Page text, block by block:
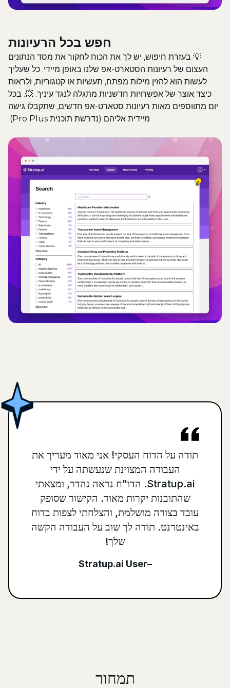
חפש בכל הרעיונות
💡 בעזרת חיפוש, יש לך את הכוח לחקור את מסד הנתונים
העצום של רעיונות הסטארט-אפ שלנו באופן מיידי. כל שעליך
לעשות הוא להזין מילות מפתח, תעשיות או קטגוריות, ולראות
כיצד אוצר של אפשרויות חדשניות מתגלה לנגד עיניך. 💥. בכל
יום מתווספים מאות רעיונות סטארט-אפ חדשים, שתקבלו גישה
מיידית אליהם (נדרשת תוכנית Pro Plus).
תודה על הדוח העסקי! אני מאוד מעריך את
העבודה המצוינת שנעשתה על ידי
Stratup.ai. הדו"ח נראה נהדר, ומצאתי
שהתובנות יקרות מאוד. הקישור שסופק
עובד בצורה מושלמת, והצלחתי לצפות בדוח
באינטרנט. תודה לך שוב על העבודה הקשה
שלך!
–Stratup.ai User
תמחור